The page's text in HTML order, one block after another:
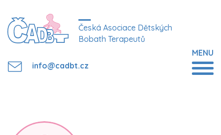
Česká Asociace Dětských
Bobath Terapeutů
info@cadbt.cz
MENU